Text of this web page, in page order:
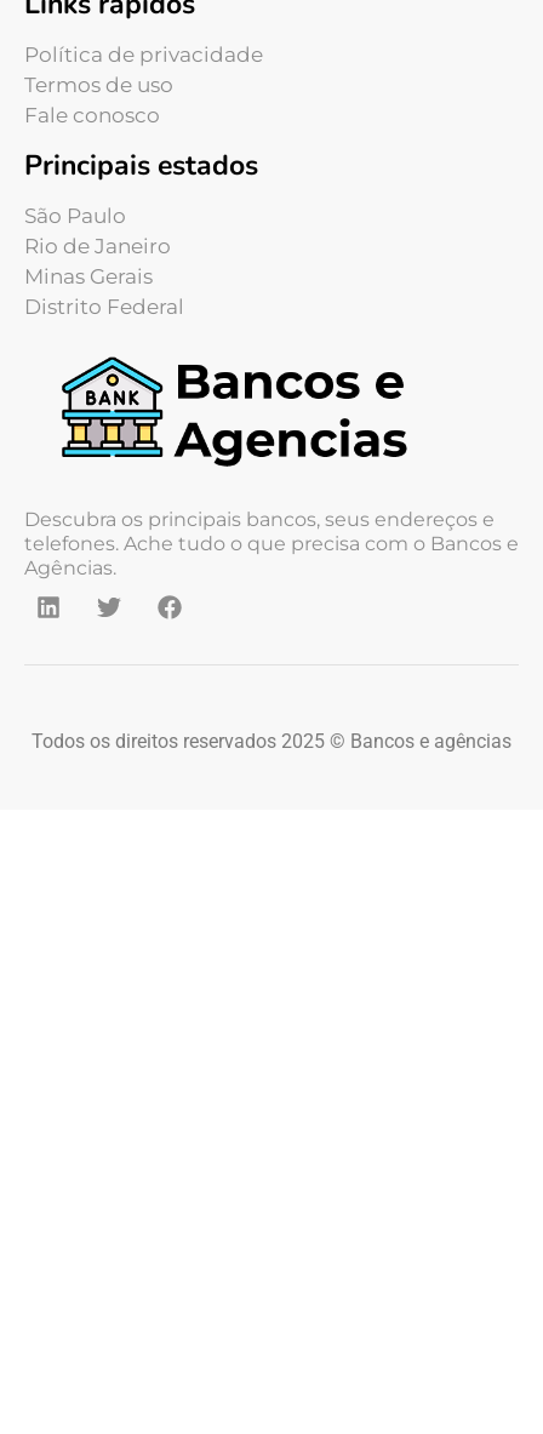
Política de privacidade
Termos de uso
Fale conosco
Principais estados
São Paulo
Rio de Janeiro
Minas Gerais
Distrito Federal
Descubra os principais bancos, seus endereços e
telefones. Ache tudo o que precisa com o Bancos e
Agências.
Todos os direitos reservados 2025 © Bancos e agências